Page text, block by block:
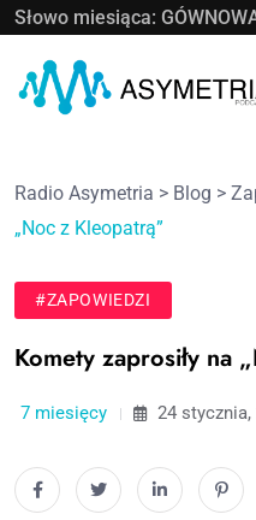
Słowo miesiąca:
Radio Asymetria > Blog >
„Noc z Kleopatrą”
#ZAPOWIEDZI
Komety zaprosiły na
7 miesięcy 24 stycznia,